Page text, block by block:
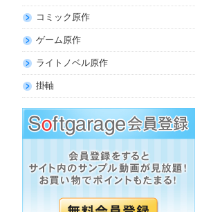
コミック原作
ゲーム原作
ライトノベル原作
掛軸